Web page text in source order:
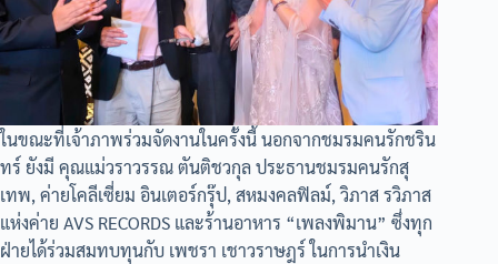
ในขณะที่เจ้าภาพร่วมจัดงานในครั้งนี้ นอกจากชมรมคนรักชริน
ทร์ ยังมี คุณแม่วราวรรณ ตันติชวกุล ประธานชมรมคนรักสุ
เทพ, ค่ายโคลีเซี่ยม อินเตอร์กรุ๊ป, สหมงคลฟิลม์, วิภาส รวิภาส
แห่งค่าย AVS RECORDS และร้านอาหาร “เพลงพิมาน” ซึ่งทุก
ฝ่ายได้ร่วมสมทบทุนกับ เพชรา เชาวราษฎร์ ในการนำเงิน